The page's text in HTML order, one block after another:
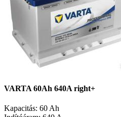
VARTA 60Ah 640A right+
Kapacitás: 60 Ah